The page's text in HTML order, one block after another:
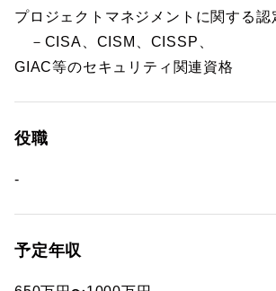
プロジェクトマネジメントに関する認
－CISA、CISM、CISSP、
GIAC等のセキュリティ関連資格
役職
-
予定年収